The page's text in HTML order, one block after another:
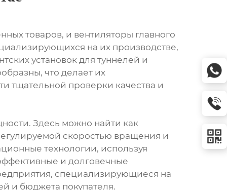
товаров, и вентиляторы главного
на их производстве,
установок для туннелей и
что делает их
тщательной проверки качества и
Здесь можно найти как
скоростью вращения и
технологии, используя
и долговечные
специализирующиеся на
и бюджета покупателя.